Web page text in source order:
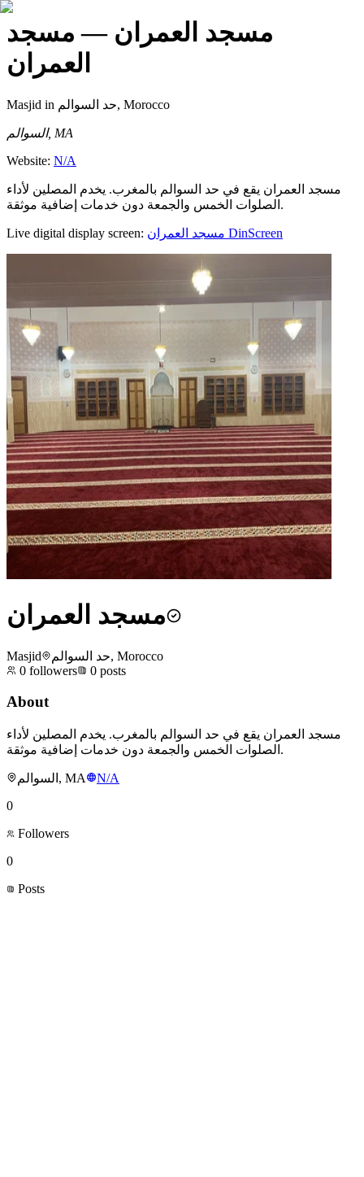
مسجد العمران — مسجد
العمران
Masjid in حد السوالم, Morocco
السوالم, MA
Website: N/A
مسجد العمران يقع في حد السوالم بالمغرب. يخدم المصلين لأداء
الصلوات الخمس والجمعة دون خدمات إضافية موثقة.
Live digital display screen: مسجد العمران DinScreen
مسجد العمران
Masjid
حد السوالم, Morocco
0 followers 0 posts
About
مسجد العمران يقع في حد السوالم بالمغرب. يخدم المصلين لأداء
الصلوات الخمس والجمعة دون خدمات إضافية موثقة.
السوالم, MA
N/A
0
Followers
0
Posts